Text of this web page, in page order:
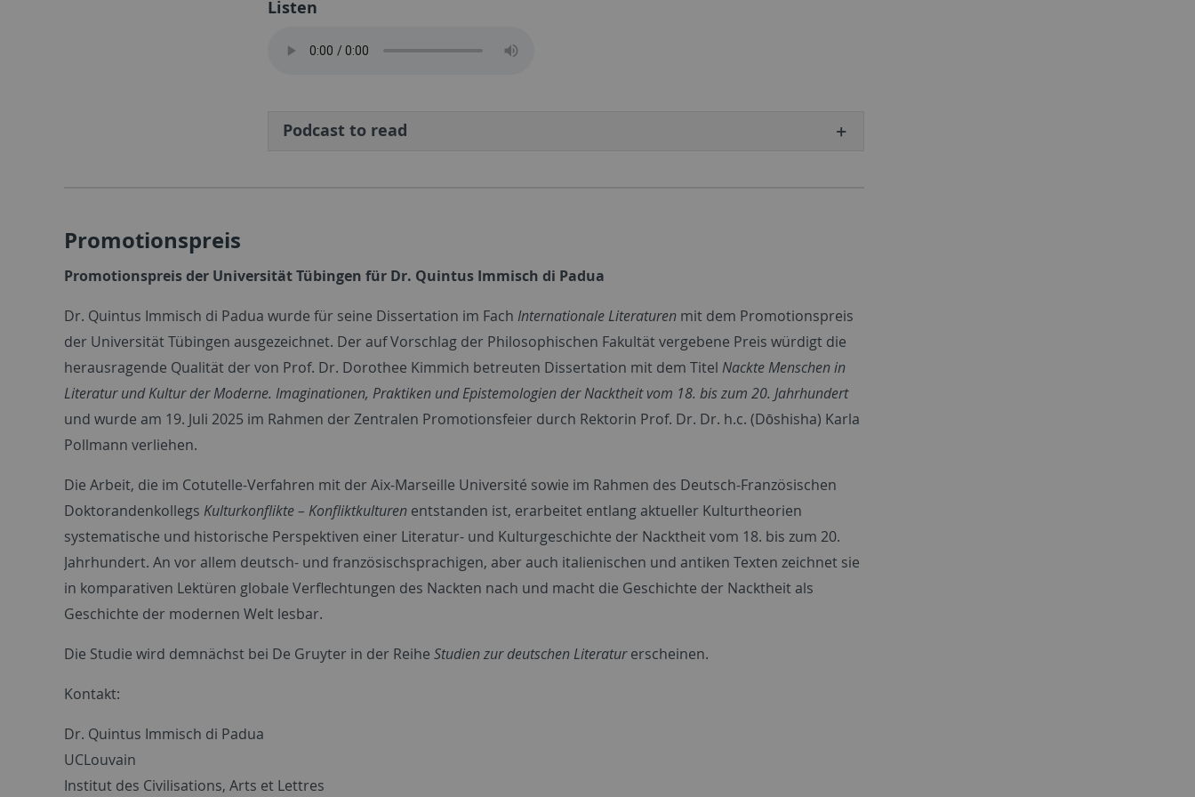
Listen
Podcast to read
Promotionspreis
Promotionspreis der Universität Tübingen für Dr. Quintus Immisch di Padua
Dr. Quintus Immisch di Padua wurde für seine Dissertation im Fach Internationale Literaturen mit dem Promotionspreis
der Universität Tübingen ausgezeichnet. Der auf Vorschlag der Philosophischen Fakultät vergebene Preis würdigt die
herausragende Qualität der von Prof. Dr. Dorothee Kimmich betreuten Dissertation mit dem Titel Nackte Menschen in
Literatur und Kultur der Moderne. Imaginationen, Praktiken und Epistemologien der Nacktheit vom 18. bis zum 20. Jahrhundert
und wurde am 19. Juli 2025 im Rahmen der Zentralen Promotionsfeier durch Rektorin Prof. Dr. Dr. h.c. (Dōshisha) Karla
Pollmann verliehen.
Die Arbeit, die im Cotutelle-Verfahren mit der Aix-Marseille Université sowie im Rahmen des Deutsch-Französischen
Doktorandenkollegs Kulturkonflikte – Konfliktkulturen entstanden ist, erarbeitet entlang aktueller Kulturtheorien
systematische und historische Perspektiven einer Literatur- und Kulturgeschichte der Nacktheit vom 18. bis zum 20.
Jahrhundert. An vor allem deutsch- und französischsprachigen, aber auch italienischen und antiken Texten zeichnet sie
in komparativen Lektüren globale Verflechtungen des Nackten nach und macht die Geschichte der Nacktheit als
Geschichte der modernen Welt lesbar.
Die Studie wird demnächst bei De Gruyter in der Reihe Studien zur deutschen Literaturerscheinen.
Kontakt:
Dr. Quintus Immisch di Padua
UCLouvain
Institut des Civilisations, Arts et Lettres